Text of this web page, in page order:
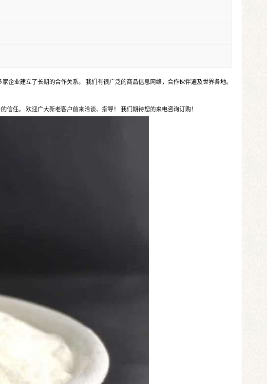
业建立了长期的合作关系。 我们有很广泛的商品信息网络，合作伙伴遍及世界各地。
任。 欢迎广大新老客户前来洽谈、指导！ 我们期待您的来电咨询订购！